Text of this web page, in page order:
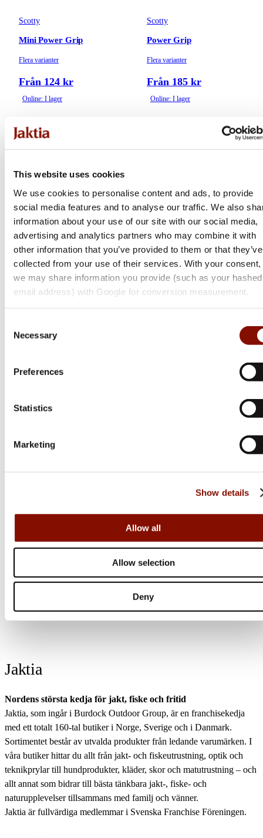
This website uses cookies
We use cookies to personalise content and ads, to provide
social media features and to analyse our traffic. We also
information about your use of our site with our social media,
advertising and analytics partners who may combine it with
other information that you’ve provided to them or that they’ve
collected from your use of their services. With your consent,
we may share information you provide (such as your hashed
email address) with Google for conversion measurement.
Selection
Necessary
Preferences
Statistics
Marketing
Show details
Allow all
Allow selection
Deny
Scotty
Mini Power Grip
Flera varianter
Från 124 kr
Online: I lager
Scotty
Power Grip
Flera varianter
Från 185 kr
Online: I lager
Scotty
Trolling Snubber
Online: I lager
Scotty
Stopper Beads
Online: Få i lager
Jaktia
Nordens största kedja för jakt, fiske och fritid
Jaktia, som ingår i Burdock Outdoor Group, är en franchisekedja
med ett totalt 160-tal butiker i Norge, Sverige och i Danmark.
Sortimentet består av utvalda produkter från ledande varumärken. I
våra butiker hittar du allt från jakt- och fiskeutrustning, optik och
teknikprylar till hundprodukter, kläder, skor och matutrustning – och
allt annat som bidrar till bästa tänkbara jakt-, fiske- och
naturupplevelser tillsammans med familj och vänner.
Jaktia är fullvärdiga medlemmar i Svenska Franchise Föreningen.